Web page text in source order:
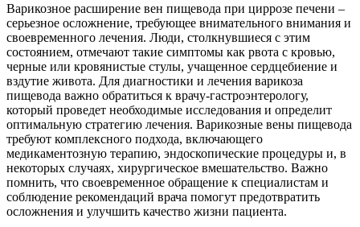
Варикозное расширение вен пищевода при циррозе печени –
серьезное осложнение, требующее внимательного внимания и
своевременного лечения. Люди, столкнувшиеся с этим
состоянием, отмечают такие симптомы как рвота с кровью,
черные или кровянистые стулы, учащенное сердцебиение и
вздутие живота. Для диагностики и лечения варикоза
пищевода важно обратиться к врачу-гастроэнтерологу,
который проведет необходимые исследования и определит
оптимальную стратегию лечения. Варикозные вены пищевода
требуют комплексного подхода, включающего
медикаментозную терапию, эндоскопические процедуры и, в
некоторых случаях, хирургическое вмешательство. Важно
помнить, что своевременное обращение к специалистам и
соблюдение рекомендаций врача помогут предотвратить
осложнения и улучшить качество жизни пациента.